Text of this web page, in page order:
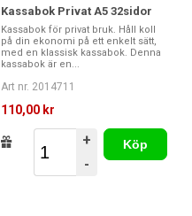
Kassabok Privat A5 32sidor
Kassabok för privat bruk. Håll koll
på din ekonomi på ett enkelt sätt,
med en klassisk kassabok. Denna
kassabok är en...
Art nr. 2014711
110,00 kr
+
-
Köp